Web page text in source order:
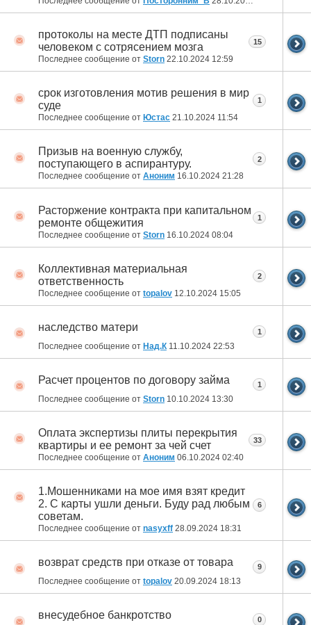
протоколы на месте ДТП подписаны
человеком с сотрясением мозга
Последнее сообщение от Storn 22.10.2024 12:59
15
срок изготовления мотив решения в мир
суде
Последнее сообщение от Юстас 21.10.2024 11:54
1
Призыв на военную службу,
поступающего в аспирантуру.
Последнее сообщение от Аноним 16.10.2024 21:28
2
Расторжение контракта при капитальном
ремонте общежития
Последнее сообщение от Storn 16.10.2024 08:04
1
Коллективная материальная
ответственность
Последнее сообщение от topalov 12.10.2024 15:05
2
наследство матери
Последнее сообщение от Над.К 11.10.2024 22:53
1
Расчет процентов по договору займа
Последнее сообщение от Storn 10.10.2024 13:30
1
Оплата экспертизы плиты перекрытия
квартиры и ее ремонт за чей счет
Последнее сообщение от Аноним 06.10.2024 02:40
33
1.Мошенниками на мое имя взят кредит
2. С карты ушли деньги. Буду рад любым
советам.
Последнее сообщение от nasyxff 28.09.2024 18:31
6
возврат средств при отказе от товара
Последнее сообщение от topalov 20.09.2024 18:13
9
внесудебное банкротство 0